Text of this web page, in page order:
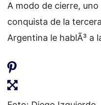
A modo de cierre,
conquista de la
Argentina le hablÃ³ a